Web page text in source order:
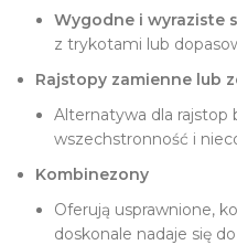
Wygodne i wyraziste
z trykotami lub
Rajstopy zamienne lub
Alternatywa dla rajstop
wszechstronność i
Kombinezony
Oferują usprawnione,
doskonale nadaje się